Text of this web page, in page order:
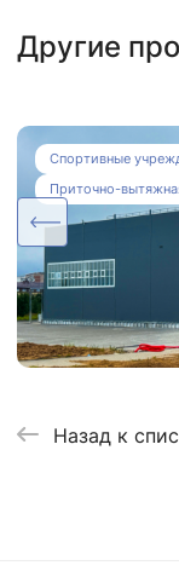
Другие
Спортивные
Приточно-
Система
осушения
Назад к